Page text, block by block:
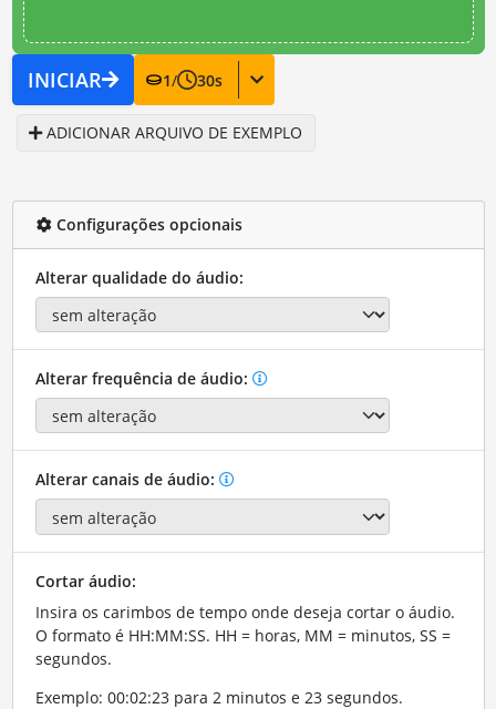
INICIAR 1/ 30s
ADICIONAR ARQUIVO DE EXEMPLO
Configurações opcionais
Alterar qualidade do áudio:
Alterar frequência de áudio:
Alterar canais de áudio:
Cortar áudio:
Insira os carimbos de tempo onde deseja cortar o áudio.
O formato é HH:MM:SS. HH = horas, MM = minutos, SS =
segundos.
Exemplo: 00:02:23 para 2 minutos e 23 segundos.